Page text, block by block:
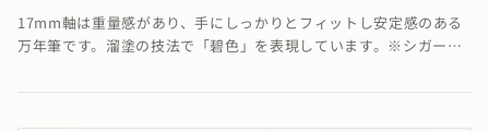
17mm軸は重量感があり、手にしっかりとフィットし安定感のある
万年筆です。溜塗の技法で「碧色」を表現しています。※シガーモ
仕上がりの色合いが若干異なる場合がございます≫